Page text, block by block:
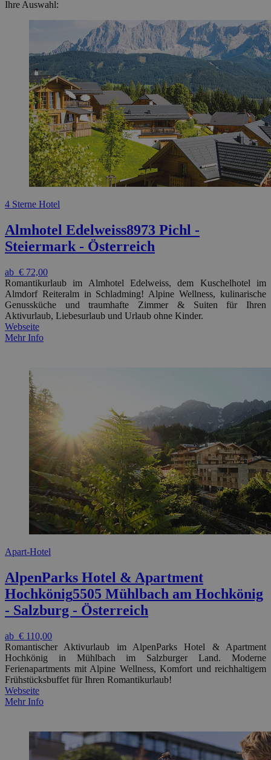
Ihre Auswahl:
4 Sterne Hotel
Almhotel Edelweiss8973 Pichl -
Steiermark - Österreich
ab € 72,00
Romantikurlaub im Almhotel Edelweiss, dem Kuschelhotel im
Almdorf Reiteralm in Schladming! Alpine Wellness, kulinarische
Genussküche und traumhafte Zimmer & Suiten für Ihren
Aktivurlaub, Liebesurlaub und Urlaub ohne Kinder.
Webseite
Mehr Info
Apart-Hotel
AlpenParks Hotel & Apartment
Hochkönig5505 Mühlbach am Hochkönig
- Salzburg - Österreich
ab € 110,00
Romantischer Aktivurlaub im AlpenParks Hotel & Apartment
Hochkönig in Mühlbach im Salzburger Land. Moderne
Ferienapartments mit Alpine Wellness, Komfort und reichhaltigem
Frühstücksbuffet für Ihren Romantikurlaub!
Webseite
Mehr Info